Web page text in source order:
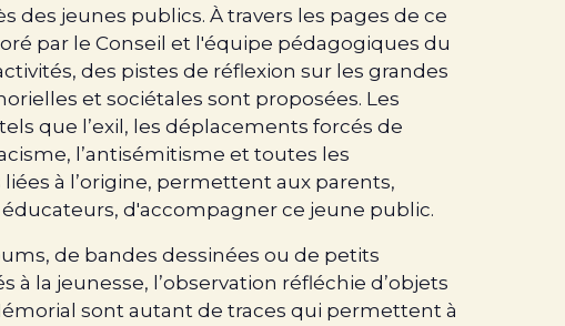
des jeunes publics. À travers les pages de ce
par le Conseil et l'équipe pédagogiques du
des pistes de réflexion sur les grandes
et sociétales sont proposées. Les
que l’exil, les déplacements forcés de
l’antisémitisme et toutes les
à l’origine, permettent aux parents,
d'accompagner ce jeune public.
de bandes dessinées ou de petits
à la jeunesse, l’observation réfléchie d’objets
sont autant de traces qui permettent à